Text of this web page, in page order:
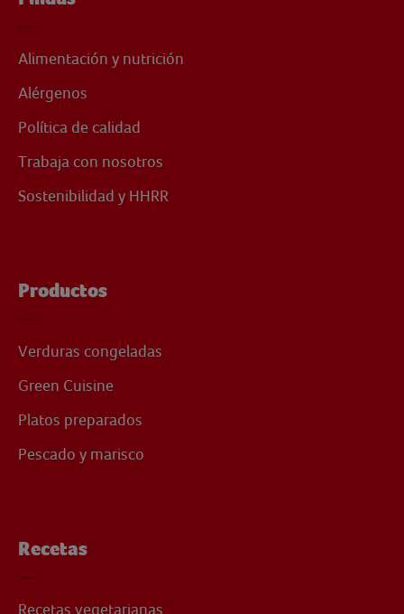
Alimentación y nutrición
Alérgenos
Política de calidad
Trabaja con nosotros
Sostenibilidad y HHRR
Productos
Verduras congeladas
Green Cuisine
Platos preparados
Pescado y marisco
Recetas
Recetas vegetarianas